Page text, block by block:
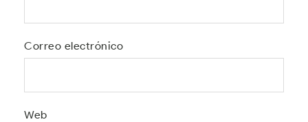
Correo electrónico
Web